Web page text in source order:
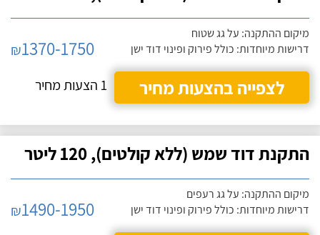
מיקום ההתקנה: על גג שטוח
דרישות מיוחדות: כולל פירוק ופינוי דוד ישן
₪1370-1750
לצפייה בהצעות מחיר
1 הצעות מחיר
התקנת דוד שמש (ללא קולטים), 120 ליטר
מיקום ההתקנה: על גג רעפים
דרישות מיוחדות: כולל פירוק ופינוי דוד ישן
₪1490-1950